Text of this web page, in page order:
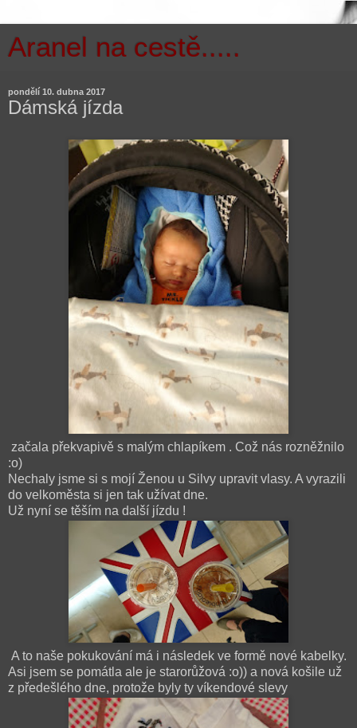
Aranel na cestě.....
pondělí 10. dubna 2017
Dámská jízda
začala překvapivě s malým chlapíkem . Což nás rozněžnilo
:o)
Nechaly jsme si s mojí Ženou u Silvy upravit vlasy. A vyrazili
do velkoměsta si jen tak užívat dne.
Už nyní se těším na další jízdu !
A to naše pokukování má i následek ve formě nové kabelky.
Asi jsem se pomátla ale je starorůžová :o)) a nová košile už
z předešlého dne, protože byly ty víkendové slevy